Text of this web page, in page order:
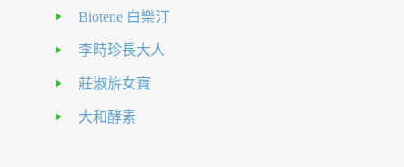
Biotene 白樂汀
李時珍長大人
莊淑旂女寶
大和酵素